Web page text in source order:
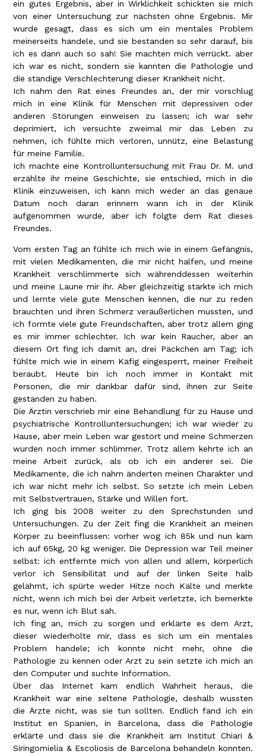
ein gutes Ergebnis, aber in Wirklichkeit schickten sie mich
von einer Untersuchung zur nächsten ohne Ergebnis. Mir
wurde gesagt, dass es sich um ein mentales Problem
meinerseits handele, und sie bestanden so sehr darauf, bis
ich es dann auch so sah! Sie machten mich verrückt. aber
ich war es nicht, sondern sie kannten die Pathologie und
die ständige Verschlechterung dieser Krankheit nicht.
Ich nahm den Rat eines Freundes an, der mir vorschlug
mich in eine Klinik für Menschen mit depressiven oder
anderen Störungen einweisen zu lassen; ich war sehr
deprimiert, ich versuchte zweimal mir das Leben zu
nehmen, ich fühlte mich verloren, unnütz, eine Belastung
für meine Familie.
Ich machte eine Kontrolluntersuchung mit Frau Dr. M. und
erzählte ihr meine Geschichte, sie entschied, mich in die
Klinik einzuweisen, ich kann mich weder an das genaue
Datum noch daran erinnern wann ich in der Klinik
aufgenommen wurde, aber ich folgte dem Rat dieses
Freundes.
Vom ersten Tag an fühlte ich mich wie in einem Gefängnis,
mit vielen Medikamenten, die mir nicht halfen, und meine
Krankheit verschlimmerte sich währenddessen weiterhin
und meine Laune mir ihr. Aber gleichzeitig stärkte ich mich
und lernte viele gute Menschen kennen, die nur zu reden
brauchten und ihren Schmerz veräußerlichen mussten, und
ich formte viele gute Freundschaften, aber trotz allem ging
es mir immer schlechter. Ich war kein Raucher, aber an
diesem Ort fing ich damit an, drei Päckchen am Tag; ich
fühlte mich wie in einem Käfig eingesperrt, meiner Freiheit
beraubt. Heute bin ich noch immer in Kontakt mit
Personen, die mir dankbar dafür sind, ihnen zur Seite
gestanden zu haben.
Die Ärztin verschrieb mir eine Behandlung für zu Hause und
psychiatrische Kontrolluntersuchungen; ich war wieder zu
Hause, aber mein Leben war gestört und meine Schmerzen
wurden noch immer schlimmer. Trotz allem kehrte ich an
meine Arbeit zurück, als ob ich ein anderer sei. Die
Medikamente, die ich nahm änderten meinen Charakter und
ich war nicht mehr ich selbst. So setzte ich mein Leben
mit Selbstvertrauen, Stärke und Willen fort.
Ich ging bis 2008 weiter zu den Sprechstunden und
Untersuchungen. Zu der Zeit fing die Krankheit an meinen
Körper zu beeinflussen: vorher wog ich 85k und nun kam
ich auf 65kg, 20 kg weniger. Die Depression war Teil meiner
selbst: ich entfernte mich von allen und allem, körperlich
verlor ich Sensibilität und auf der linken Seite halb
gelähmt, ich spürte weder Hitze noch Kälte und merkte
nicht, wenn ich mich bei der Arbeit verletzte, ich bemerkte
es nur, wenn ich Blut sah.
Ich fing an, mich zu sorgen und erklärte es dem Arzt,
dieser wiederholte mir, dass es sich um ein mentales
Problem handele; ich konnte nicht mehr, ohne die
Pathologie zu kennen oder Arzt zu sein setzte ich mich an
den Computer und suchte Information.
Über das Internet kam endlich Wahrheit heraus, die
Krankheit war eine seltene Pathologie, deshalb wussten
die Ärzte nicht, was sie tun sollten. Endlich fand ich ein
Institut en Spanien, in Barcelona, dass die Pathologie
erklärte und dass sie die Krankheit am Institut Chiari &
Siringomielia & Escoliosis de Barcelona behandeln konnten.